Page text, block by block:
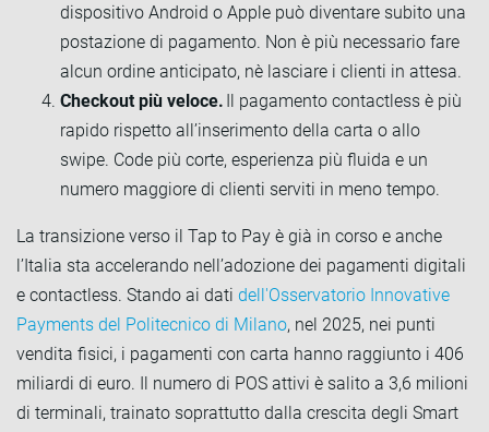
dispositivo Android o Apple può diventare subito una
postazione di pagamento. Non è più necessario fare
alcun ordine anticipato, nè lasciare i clienti in attesa.
Checkout più veloce. Il pagamento contactless è più
rapido rispetto all’inserimento della carta o allo
swipe. Code più corte, esperienza più fluida e un
numero maggiore di clienti serviti in meno tempo.
La transizione verso il Tap to Pay è già in corso e anche
l’Italia sta accelerando nell’adozione dei pagamenti digitali
e contactless. Stando ai dati dell'Osservatorio Innovative
Payments del Politecnico di Milano, nel 2025, nei punti
vendita fisici, i pagamenti con carta hanno raggiunto i 406
miliardi di euro. Il numero di POS attivi è salito a 3,6 milioni
di terminali, trainato soprattutto dalla crescita degli Smart